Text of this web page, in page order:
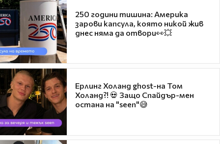
250 години тишина: Америка
зарови капсула, която никой жив
днес няма да отвори👀💥
Ерлинг Холанд ghost-на Том
Холанд?! 💀 Защо Спайдър-мен
остана на "seen"😅